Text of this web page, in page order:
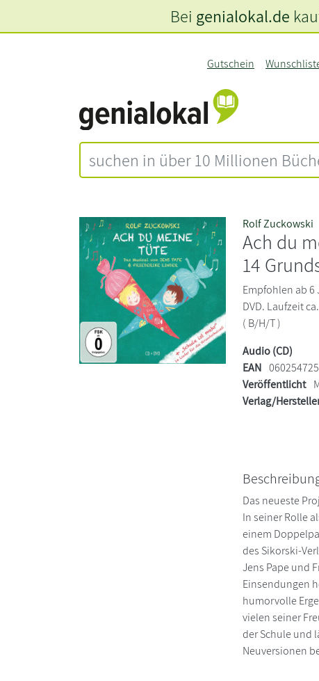
Gutschein
Bei genialokal.de
Rolf Zuckowski
Ach du
14
Empfohlen ab 6
DVD. Laufzeit
( B/H/T )
Audio (CD)
EAN
Veröffentlicht
Verlag/
Das neueste
In seiner Rolle
einem
des Sikorski-
Jens Pape und
Einsendungen
humorvolle
vielen seiner
der Schule und
Neuversionen